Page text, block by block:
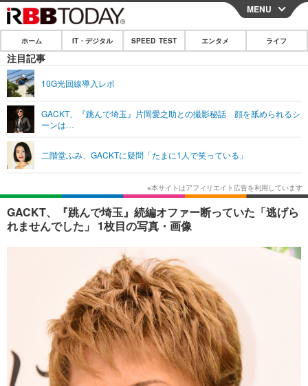
CLOSE
ホーム
IT・デジタル
ネタ
ショッピング その他
SPEED TEST
エンタメ
エンタメTOP 映画・ドラマ
韓国・芸能
音楽 スポーツ
ショッピング
ライフ
ライフTOP グルメ
ペット ショッピング
その他
リリース一覧
プッシュ通知の停止方法
MENU
ホーム IT・デジタル SPEED TEST エンタメ ライフ
注目記事
10G光回線導入レポ
GACKT、『跳んで埼玉』片岡愛之助との撮影秘話 顔を舐められるシ
ーンは…
二階堂ふみ、GACKTに疑問「たまに1人で笑っている」
GACKT、『跳んで埼玉』続編オファー断っていた「逃げら
れませんでした」 1枚目の写真・画像